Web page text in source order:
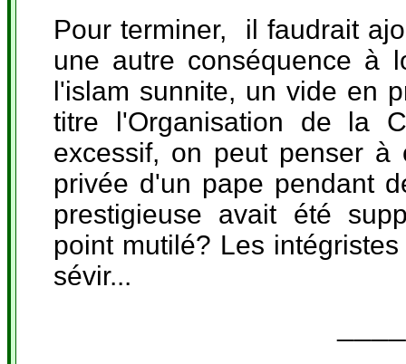
Pour terminer, il faudrait
une autre conséquence à
l'islam sunnite, un vide en
titre l'Organisation de la
excessif, on peut penser
privée d'un pape pendant
prestigieuse avait été
point mutilé? Les
sévir...